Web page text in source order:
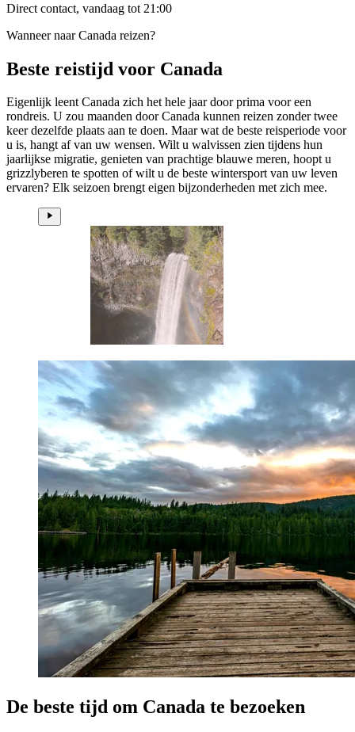
Direct contact, vandaag tot 21:00
Wanneer naar Canada reizen?
Beste reistijd voor Canada
Eigenlijk leent Canada zich het hele jaar door prima voor een
rondreis. U zou maanden door Canada kunnen reizen zonder twee
keer dezelfde plaats aan te doen. Maar wat de beste reisperiode voor
u is, hangt af van uw wensen. Wilt u walvissen zien tijdens hun
jaarlijkse migratie, genieten van prachtige blauwe meren, hoopt u
grizzlyberen te spotten of wilt u de beste wintersport van uw leven
ervaren? Elk seizoen brengt eigen bijzonderheden met zich mee.
De beste tijd om Canada te bezoeken